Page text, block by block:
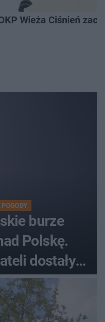
z Kalisza”. OKP
burze
Polskę.
dostały
z pilnym